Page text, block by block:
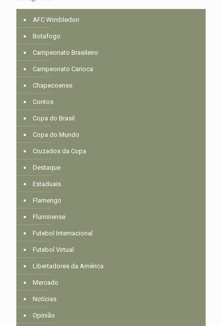
AFC Wimbledon
Botafogo
Campeonato Brasileiro
Campeonato Carioca
Chapecoense
Contos
Copa do Brasil
Copa do Mundo
Cruzados da Copa
Destaque
Estaduais
Flamengo
Fluminense
Futebol Internacional
Futebol Virtual
Libertadores da América
Mercado
Notícias
Opinião